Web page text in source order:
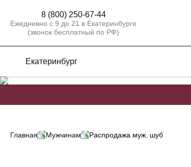
8 (800) 250-67-44
Ежедневно с 9 до 21 в Екатеринбурге
(звонок бесплатный по РФ)
Екатеринбург
Главная Мужчинам Распродажа муж. шуб